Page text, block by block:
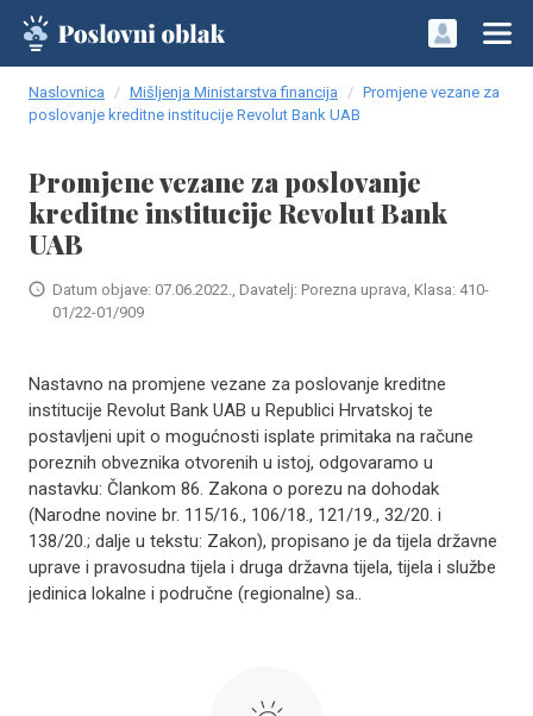
Naslovnica Mišljenja Ministarstva financija
Promjene vezane za
poslovanje kreditne institucije Revolut Bank UAB
Promjene vezane za poslovanje
kreditne institucije Revolut Bank
UAB
Datum objave: 07.06.2022., Davatelj: Porezna uprava, Klasa: 410-
01/22-01/909
Nastavno na promjene vezane za poslovanje kreditne
institucije Revolut Bank UAB u Republici Hrvatskoj te
postavljeni upit o mogućnosti isplate primitaka na račune
poreznih obveznika otvorenih u istoj, odgovaramo u
nastavku: Člankom 86. Zakona o porezu na dohodak
(Narodne novine br. 115/16., 106/18., 121/19., 32/20. i
138/20.; dalje u tekstu: Zakon), propisano je da tijela državne
uprave i pravosudna tijela i druga državna tijela, tijela i službe
jedinica lokalne i područne (regionalne) sa..